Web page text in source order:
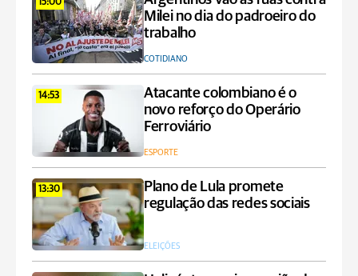
15:00
Milei no dia do padroeiro do
trabalho
COTIDIANO
14:53
Atacante colombiano é o
novo reforço do Operário
Ferroviário
ESPORTE
13:30
Plano de Lula promete
regulação das redes sociais
ELEIÇÕES